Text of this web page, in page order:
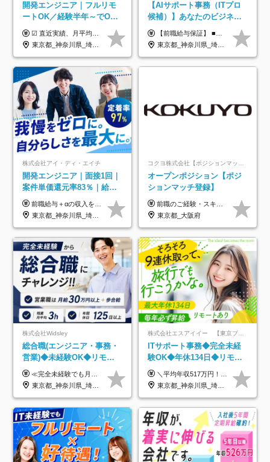
開発エンジニア｜フルリモ
ートOK／経験半年～でOK
／実質還元率80～90%／前
給保証／AI系など最先端案
件多数
☑︎ 直近実績、月平均17,000円の昇給 ☑︎ 前職給与100%保証 ☑︎ 実質還元率80～90% ☑︎ 待機時も給与は満額支給 月給35万円～70万円＋交通費など各種手当 ※想定年収：4,200,000円～10,560,000円 ※経験・能力等を考慮の上で決定します。 ※上記金額には、みなし残業手当（50時間分・104,000円～212,000円）を含みます。超過分は別途追加支給します。 ┗残業時間は月平均10時間、多い時でも20時間程度と安定しております ★単価連動型の給与体系ではないため、万が一待機になってもその間の給与は満額支給しています。 ＜1年間の昇給事例をご紹介！＞ ・20代/フロントエンドエンジニア：月給274,000円→月給362,000円（＋88,000円/月） ・20代/iOSエンジニア：月給237,000円→月給287,000円（＋50,000円/月） ・20代/Androidエンジニア：月給316,000円→月給374,000円（＋58,000円/月） ・30代/Javaエンジニア（上流）：月給340,000円→月給418,000円（＋78,000円/月） ・30代/PMO：月給340,000円→月給418,000円（＋78,000円/月）
東京都_神奈川県_埼玉県_千葉県_大阪府_愛知県_北海道_青森県_岩手県_宮城県_秋田県_山形県_福島県_茨城県_栃木県_群馬県_新潟県_山梨県_長野県_富山県_石川県_福井県_静岡県_岐阜県_三重県_兵庫県_京都府_滋賀県_奈良県_和歌山県_広島県_岡山県_鳥取県_島根県_山口県_徳島県_香川県_愛媛県_高知県_福岡県_熊本県_佐賀県_長崎県_大分県_宮崎県_鹿児島県_沖縄県
【AIサポート事務（ITプロ
候補）】あなたのビジネス
経験をAI業界で活かす◆IT
未経験OK◆目指せるコンサ
ル
【前職給与保証】 ■未経験者： 月給30万円～35万円 ■ローキャリア（経験目安1年程度）： 月給35万円～40万円 ■経験者（経験目安3年以上）： 月給40万円～60万円 ■即戦力（経験目安5年以上）： 月給45万円～80万円 ※上記金額には固定残業代30時間分 【未経験者5万5000円～7万3000円、 ローキャリア6万4000円～7万3000円、 経験者5万8000円～10万9000円、 即戦力8万2000円～14万5000円】を含みます。 ※30時間を超える場合は追加で全額支給します。 ※経験・能力・前職給与などを総合的に評価したうえでご納得いただけるよう個別決定。 未経験者の場合、前職給与とポテンシャルを査定のうえ決定いたします。 ※日本国内でのIT業界経験、または同等の実務経験と能力に応じて決定します。 ※前職給与は日本円かつ、日本国内での実績に基づき評価します。 【納得の評価システム】 ★クォーター毎に査定する評価制度導入！ 明確な評価基準で翌年度年収を上げましょう！ ★評価対象期間に在籍中のほとんどの社員が昇給し 年収アップを実現しています！ ★様々なインセンティブ制度を用意し多角的に正当評価しています！ ※試用期間6カ月（期間中の待遇等に差異なし）
東京都_神奈川県_埼玉県_千葉県
株式会社アイ・ディ・エイチ
開発エンジニア｜面接1回｜
案件単価還元率83％｜給与
UP保証｜年休140日｜在宅
利用率9割｜独立支援・副業
制度
前職給与＋αの収入を保証 月給42万円～120万円＋各種手当＋賞与 給与基準が明確かつ高還元です。 一人ひとりが安定した環境のもと、長く活躍できる職場を目指しています。 ※平均年収650万円 ・還元率83％ ・各種手当について 職能手当／職務手当／資格手当／営業手当 など ※前職での経験・能力、給与などを考慮の上、当社規定により優遇いたします ※試用期間あり（3ヶ月／期間中の条件に変動はありません） ※上記金額には固定残業代（78,948円～225,564円/月30時間分）を含みます 超過分は別途全額支給いたします ・年収UPを保証 過去には転職時に〈年収200万円UP〉したエンジニアも在籍しています。入社時だけでなく、入社後も安心の給与水準で働ける環境です。キャリアや技術力が正当に評価されていないと感じていたら、一度面接でお話ししましょう！ 当社では管理職の人数は最低限にし、無駄な管理をしません。その費用削減分を社員の給与に還元しています！
東京都_神奈川県_埼玉県_千葉県_大阪府_愛知県_北海道_青森県_岩手県_宮城県_秋田県_山形県_福島県_茨城県_栃木県_群馬県_新潟県_山梨県_長野県_富山県_石川県_福井県_静岡県_岐阜県_三重県_兵庫県_京都府_滋賀県_奈良県_和歌山県_広島県_岡山県_鳥取県_島根県_山口県_徳島県_香川県_愛媛県_高知県_福岡県_熊本県_佐賀県_長崎県_大分県_宮崎県_鹿児島県_沖縄県
オープンポジション【ポジ
ションマッチ登録】
前職のご経験・スキル等を考慮して決定します。
東京都_大阪府
株式会社Widsley
総合職(エンジニア・事務・
営業)◆未経験OK◆リモー
トあり◆残業月3h◆服装髪
型自由
≪完全未経験でも月給40万円以上も可能です！≫ -------------- 【1】ITエンジニア 月給26万円～50万円＋プロジェクト手当＋資格手当 【2】IT事務、営業事務 月給26万円～50万円＋プロジェクト手当＋資格手当 ≪【1】【2】共通≫ ★上記給与には固定残業代20時間分(月3万719円～)を含みます。残業が超過した場合は、追加支給します(残業は月平均3時間とほぼ発生しません。残業がなくても、固定残業代は支給されます) ★試用期間6ヵ月あり（期間中は月給23万1000円～。固定残業代20時間分3万719円～を含む／超過分は別途支給） -------------- 【3】SES営業、SaaS営業 月給30万円以上＋インセンティブ＋各種手当 ★上記給与には固定残業代45時間分(月7万6967円～)を含みます。残業が超過した場合は、追加支給します(残業は月平均3時間とほぼ発生しません。残業がなくても、固定残業代は支給されます) ★試用期間6ヵ月あり(期間中も給与や福利厚生は同じです)
東京都_神奈川県_埼玉県_千葉県_大阪府_愛知県_北海道_青森県_岩手県_宮城県_秋田県_山形県_福島県_茨城県_栃木県_群馬県_新潟県_山梨県_長野県_富山県_石川県_福井県_静岡県_岐阜県_三重県_兵庫県_京都府_滋賀県_奈良県_和歌山県_広島県_岡山県_鳥取県_島根県_山口県_徳島県_香川県_愛媛県_高知県_福岡県_熊本県_佐賀県_長崎県_大分県_宮崎県_鹿児島県_沖縄県
株式会社エスアイイー 【東京プロマーケット上場】
ITサポート事務◆完全未経
験OK◆年休134日◆リモー
トOK◆残業月7h以下◆賞与
年3回◆5年目まで必ず昇給
＼平均年収517万円！入社5年目まで毎年必ず昇給／ ■賞与年3回 ■年収800万円以上も可 ■入社3年以上の平均年収469.2万円 月給23万2000円以上＋賞与年3回＋各種手当 ☆入社5年目まで最大1万5000円の定期昇給を確約 ┃各種手当充実 ・規定の資格を取得すれば、2000円～5万円を毎月支給（2万4000円～60万円／年） ・研修中に取得した取得率95％の資格でも研修後の給料UP ※月給は年齢・経験・能力を考慮して、優遇いたします ※上記月給金額は固定残業代（20時間/3万1300円円以上）を含み、超過分は別途支給いたします ※試用期間（6ヶ月）は月給に変動はありますが、その他待遇に差異はありません ├入社後1ヶ月～3ヶ月間は、月給20万1900円となります └上記金額は固定残業代（10時間／1万6000円）を含み、超過分は別途支給いたします
東京都_神奈川県_埼玉県_千葉県_大阪府_愛知県_北海道_青森県_岩手県_宮城県_秋田県_山形県_福島県_茨城県_栃木県_群馬県_新潟県_山梨県_長野県_富山県_石川県_福井県_静岡県_岐阜県_三重県_兵庫県_京都府_滋賀県_奈良県_和歌山県_広島県_岡山県_鳥取県_島根県_山口県_徳島県_香川県_愛媛県_高知県_福岡県_熊本県_佐賀県_長崎県_大分県_宮崎県_鹿児島県_沖縄県